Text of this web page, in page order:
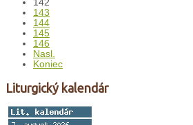
142
143
144
145
146
Nasl.
Koniec
Liturgický kalendár